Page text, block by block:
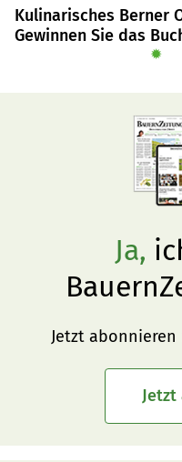
was in den Zielbereichen
Bodenfruchtbarkeit,
Kulinarisches Berner
Gewinnen Sie das
✹
Ja,
Jetzt
Jetzt